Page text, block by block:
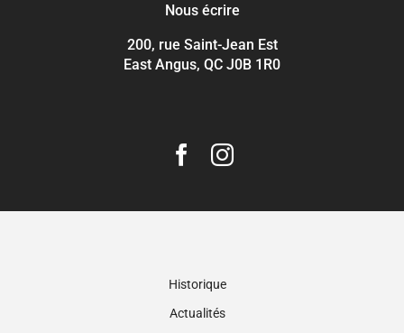
Nous écrire
200, rue Saint-Jean Est
East Angus, QC J0B 1R0
Historique
Actualités